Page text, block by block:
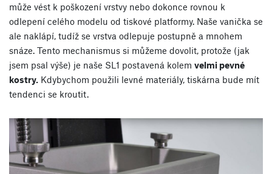
může vést k poškození vrstvy nebo dokonce rovnou k
odlepení celého modelu od tiskové platformy. Naše vanička se
ale naklápí, tudíž se vrstva odlepuje postupně a mnohem
snáze. Tento mechanismus si můžeme dovolit, protože (jak
jsem psal výše) je naše SL1 postavená kolem velmi pevné
kostry. Kdybychom použili levné materiály, tiskárna bude mít
tendenci se kroutit.